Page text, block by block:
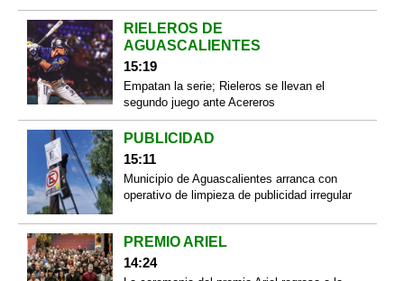
RIELEROS DE
AGUASCALIENTES
15:19
Empatan la serie; Rieleros se llevan el
segundo juego ante Acereros
PUBLICIDAD
15:11
Municipio de Aguascalientes arranca con
operativo de limpieza de publicidad irregular
PREMIO ARIEL
14:24